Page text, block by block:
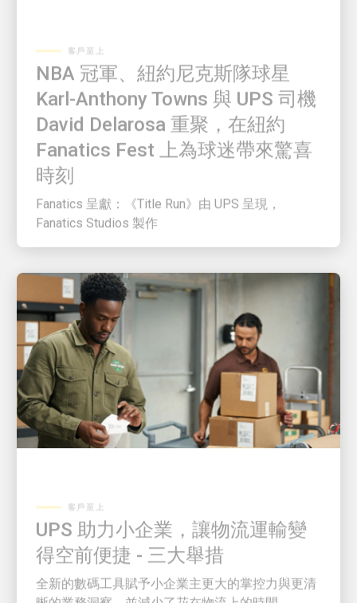
NBA 冠軍、紐約尼克斯隊球星
Karl-Anthony Towns 與 UPS 司機
David Delarosa 重聚，在紐約
Fanatics Fest 上為球迷帶來驚喜
時刻
Fanatics 呈獻：《Title Run》由 UPS 呈現，
Fanatics Studios 製作
UPS 助力小企業，讓物流運輸變
得空前便捷 - 三大舉措
全新的數碼工具賦予小企業主更大的掌控力與更清
晰的業務洞察，並減少了花在物流上的時間